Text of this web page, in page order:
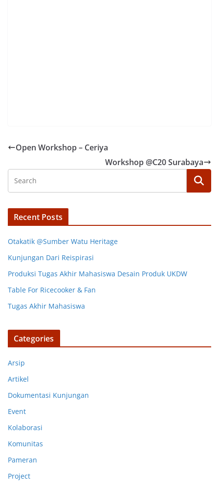
Open Workshop – Ceriya
Workshop @C20 Surabaya
Recent Posts
Otakatik @Sumber Watu Heritage
Kunjungan Dari Reispirasi
Produksi Tugas Akhir Mahasiswa Desain Produk UKDW
Table For Ricecooker & Fan
Tugas Akhir Mahasiswa
Categories
Arsip
Artikel
Dokumentasi Kunjungan
Event
Kolaborasi
Komunitas
Pameran
Project